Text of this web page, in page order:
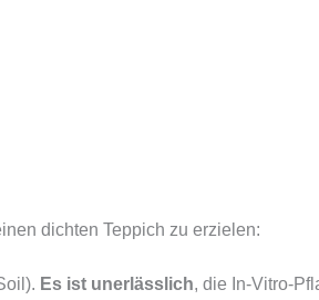
dichten Teppich zu erzielen:
Es ist unerlässlich, die In-Vitro-